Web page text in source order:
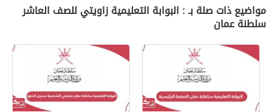
مواضيع ذات صلة بـ : البوابة التعليمية زاويتي للصف العاشر
سلطنة عمان